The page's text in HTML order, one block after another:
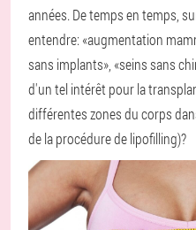
années. De temps en temps,
entendre: «augmentation
sans implants», «seins sans
d'un tel intérêt pour la
différentes zones du corps
de la procédure de lipofilling)?